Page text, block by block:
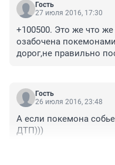
Гость
27 июля 2016, 17:30
+100500. Это же что
озабочена
дорог,не правильно
Да если у человека
Гость
26 июля 2016, 23:48
А если покемона
ДТП)))